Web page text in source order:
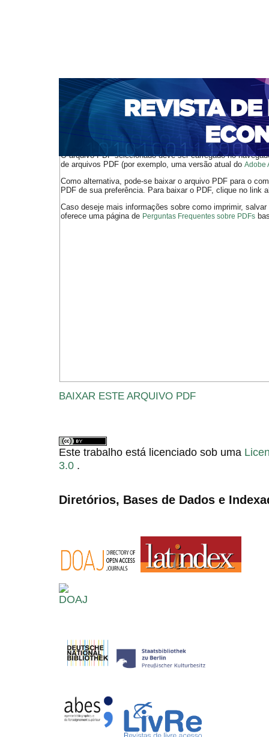
CAPA SOBRE ACESSO CADASTRO
NOTÍCIAS
PORTAL DE REVISTAS DA UNIFACS
BASES DE DADOS E INDEXADORES
Capa v. 15, n. 28 (2013) Pinto
O arquivo PDF selecionado deve ser carregado no
de arquivos PDF (por exemplo, uma versão atual do Adobe
Como alternativa, pode-se baixar o arquivo PDF para o
PDF de sua preferência. Para baixar o PDF, clique no link
Caso deseje mais informações sobre como imprimir,
oferece uma página de Perguntas Frequentes sobre PDFs
BAIXAR ESTE ARQUIVO PDF
Este trabalho está licenciado sob uma
3.0 .
Diretórios, Bases de Dados e